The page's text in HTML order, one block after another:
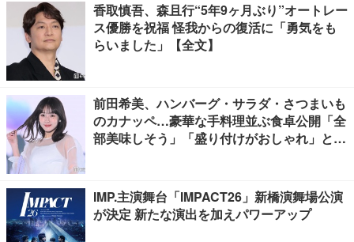
香取慎吾、森且行“5年9ヶ月ぶり”オートレー
ス優勝を祝福 怪我からの復活に「勇気をも
らいました」【全文】
前田希美、ハンバーグ・サラダ・さつまいも
のカナッペ…豪華な手料理並ぶ食卓公開「全
部美味しそう」「盛り付けがおしゃれ」と絶
IMP.主演舞台「IMPACT26」新橋演舞場公演
が決定 新たな演出を加えパワーアップ